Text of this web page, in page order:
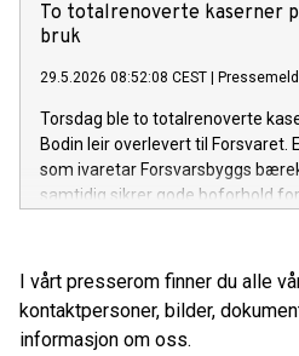
​​To totalrenoverte kaserner
bruk​
29.5.2026 08:52:08 CEST
Torsdag ble to totalrenoverte
Bodin leir overlevert til Forsvaret.
som ivaretar Forsvarsbyggs
samtidig sikrer gode boforhold
I vårt presserom finner du alle
kontaktpersoner, bilder,
informasjon om oss.